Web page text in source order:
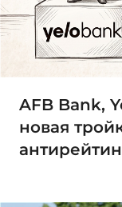
AFB Bank,
новая